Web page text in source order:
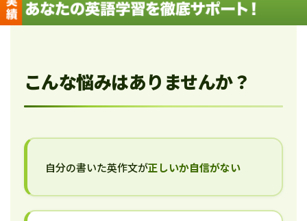
こんな悩みはありませんか？
自分の書いた英作文が正しいか自信がない